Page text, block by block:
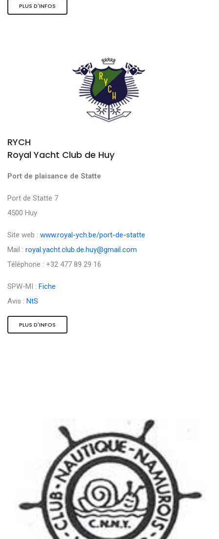
PLUS D'INFOS
RYCH
Royal Yacht Club de Huy
Port de plaisance de Statte
Port de Statte 7
4500 Huy
Site web : www.royal-ych.be/port-de-statte
Mail : royal.yacht.club.de.huy@gmail.com
Téléphone : +32 477 89 29 16
SPW-MI : Fiche
Avis : NtS
PLUS D'INFOS